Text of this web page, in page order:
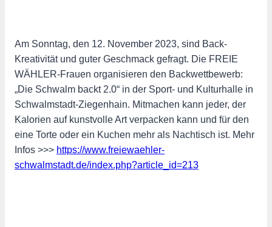
Am Sonntag, den 12. November 2023, sind Back-
Kreativität und guter Geschmack gefragt. Die FREIE
WÄHLER-Frauen organisieren den Backwettbewerb:
„Die Schwalm backt 2.0“ in der Sport- und Kulturhalle in
Schwalmstadt-Ziegenhain. Mitmachen kann jeder, der
Kalorien auf kunstvolle Art verpacken kann und für den
eine Torte oder ein Kuchen mehr als Nachtisch ist. Mehr
Infos >>> https://www.freiewaehler-
schwalmstadt.de/index.php?article_id=213